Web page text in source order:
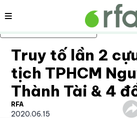
Bỏ qua nội dung chính
Nội dung
Truy tố lần 2
tịch TPHCM
Thành Tài & 4
RFA
2020.06.15